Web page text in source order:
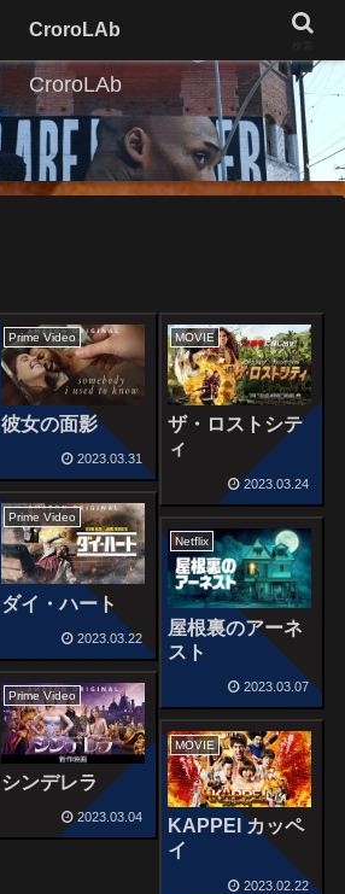
CroroLAb
Prime Video
彼女の面影
2023.03.31
MOVIE
ザ・ロストシテ
ィ
2023.03.24
Prime Video
ダイ・ハート
2023.03.22
Netflix
屋根裏のアーネ
スト
2023.03.07
Prime Video
シンデレラ
2023.03.04
MOVIE
KAPPEI カッペ
イ
2023.02.22
CroroLAb